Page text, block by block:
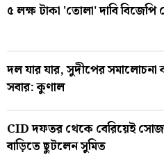
৫ লক্ষ টাকা 'তোলা' দাবি বিজেপি
দল যার যার, সুদীপের
সবার: কুণাল
CID দফতর থেকে বেরিয়েই
বাড়িতে ছুটলেন সুমিত